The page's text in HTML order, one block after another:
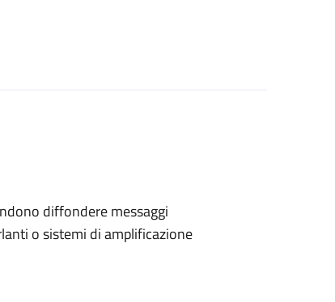
diffondere messaggi
o sistemi di amplificazione